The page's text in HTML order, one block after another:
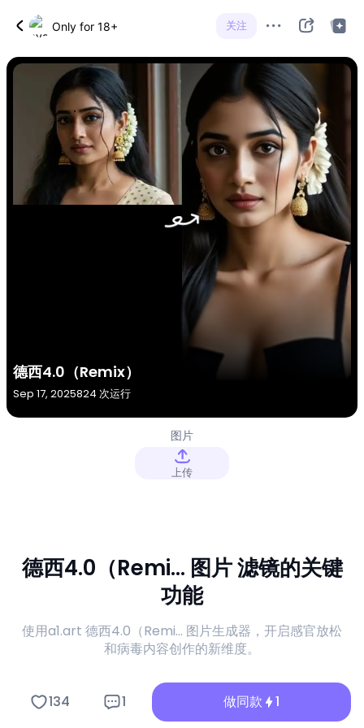
Only for 18+ 关注
德西4.0（Remix）
Sep 17, 2025824 次运行
图片
上传
德西4.0（Remi... 图片 滤镜的关键
功能
使用a1.art 德西4.0（Remi... 图片生成器，开启感官放松
和病毒内容创作的新维度。
134 1 做同款 1